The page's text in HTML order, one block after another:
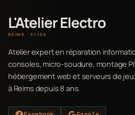
L'Atelier Electro
REIMS · 51100
Atelier expert en réparation
consoles, micro-soudure, montage
hébergement web et serveurs de
à Reims depuis 8 ans.